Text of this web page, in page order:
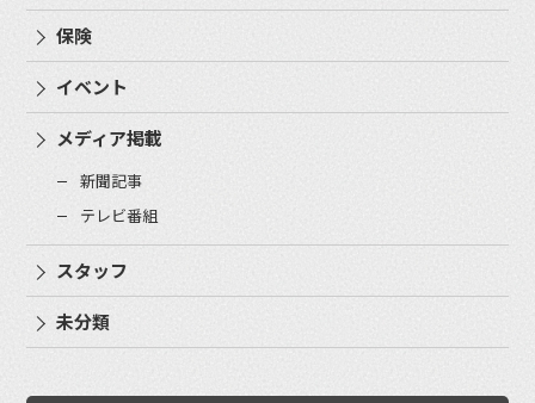
保険
イベント
メディア掲載
新聞記事
テレビ番組
スタッフ
未分類